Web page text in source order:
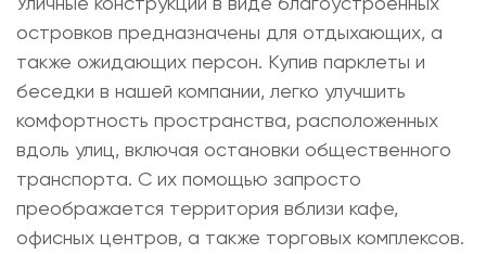
островков предназначены для отдыхающих, а
также ожидающих персон. Купив парклеты и
беседки в нашей компании, легко улучшить
комфортность пространства, расположенных
вдоль улиц, включая остановки общественного
транспорта. С их помощью запросто
преображается территория вблизи кафе,
офисных центров, а также торговых комплексов.